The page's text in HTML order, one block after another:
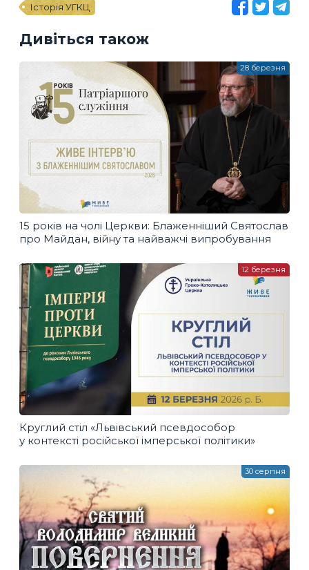
Історія УГКЦ
Дивіться також
15 років на чолі Церкви: Блаженніший Святослав
про Майдан, війну та найважчі випробування
28 березня
Круглий стіл «Львівський псевдособор
у контексті російської імперської політики»
12 березня
30 серпня